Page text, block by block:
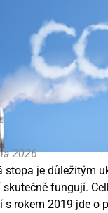
2026
stopa je důležitým
fungují.
s rokem 2019 jde o